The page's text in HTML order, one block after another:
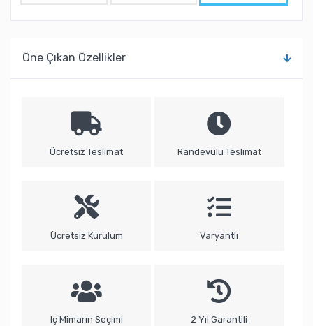
Öne Çıkan Özellikler
Ücretsiz Teslimat Randevulu Teslimat
Ücretsiz Kurulum Varyantlı
Iç Mimarın Seçimi 2 Yıl Garantili